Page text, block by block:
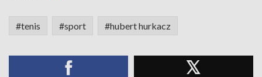
#tenis #sport #hubert hurkacz